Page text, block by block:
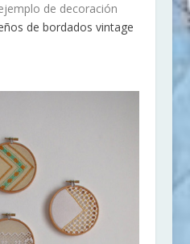
de decoración
de bordados vintage